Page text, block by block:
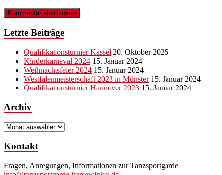
Letzte Beiträge
Qualifikationsturnier Kassel 20. Oktober 2025
Kinderkarneval 2024 15. Januar 2024
Weihnachtsfeier 2024 15. Januar 2024
Westfalenmeisterschaft 2023 in Münster 15. Januar 2024
Qualifikationsturnier Hannover 2023 15. Januar 2024
Archiv
Archiv
Kontakt
Fragen, Anregungen, Informationen zur Tanzsportgarde